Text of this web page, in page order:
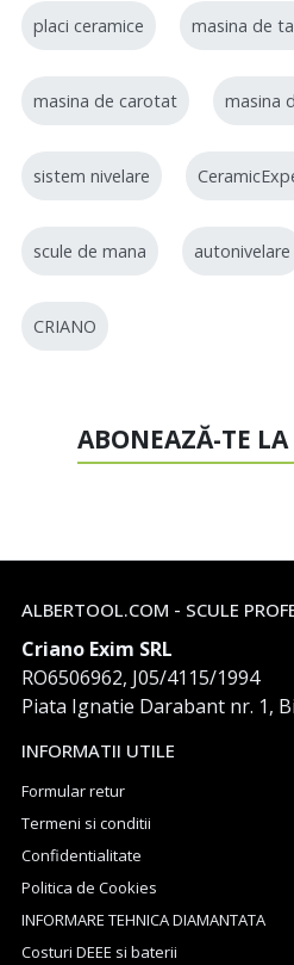
placi ceramice masina de
masina de carotat
sistem nivelare
scule de mana autonivelare
CRIANO
ABONEAZĂ-TE
ALBERTOOL.COM - SCULE
Criano Exim SRL
RO6506962, J05/4115/1994
Piata Ignatie Darabant nr. 1,
INFORMATII UTILE
Formular retur
Termeni si conditii
Confidentialitate
Politica de Cookies
INFORMARE TEHNICA DIAMANTATA
Costuri DEEE si baterii